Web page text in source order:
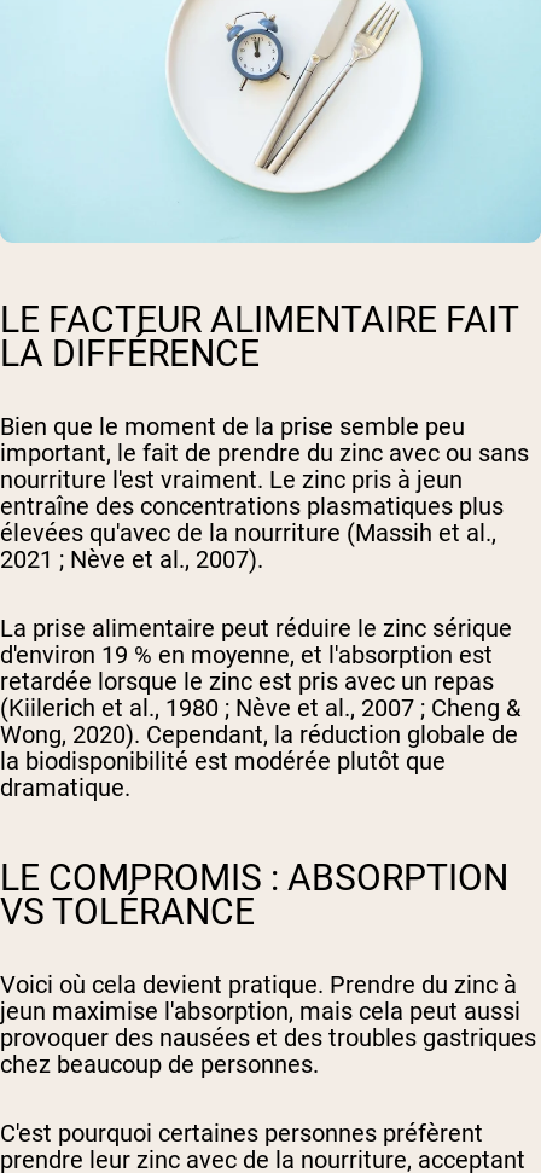
LE FACTEUR ALIMENTAIRE FAIT
LA DIFFÉRENCE
Bien que le moment de la prise semble peu
important, le fait de prendre du zinc avec ou sans
nourriture l'est vraiment. Le zinc pris à jeun
entraîne des concentrations plasmatiques plus
élevées qu'avec de la nourriture (Massih et al.,
2021 ; Nève et al., 2007).
La prise alimentaire peut réduire le zinc sérique
d'environ 19 % en moyenne, et l'absorption est
retardée lorsque le zinc est pris avec un repas
(Kiilerich et al., 1980 ; Nève et al., 2007 ; Cheng &
Wong, 2020). Cependant, la réduction globale de
la biodisponibilité est modérée plutôt que
dramatique.
LE COMPROMIS : ABSORPTION
VS TOLÉRANCE
Voici où cela devient pratique. Prendre du zinc à
jeun maximise l'absorption, mais cela peut aussi
provoquer des nausées et des troubles gastriques
chez beaucoup de personnes.
C'est pourquoi certaines personnes préfèrent
prendre leur zinc avec de la nourriture, acceptant